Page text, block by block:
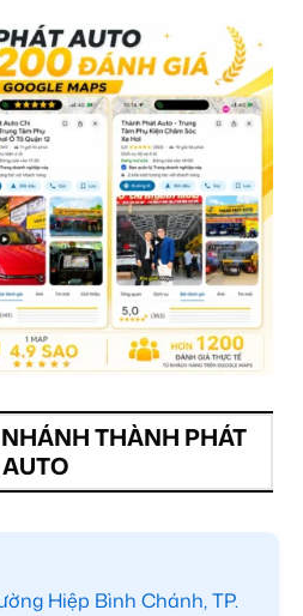
THÀNH PHÁT
AUTO
Hiệp Bình Chánh, TP.